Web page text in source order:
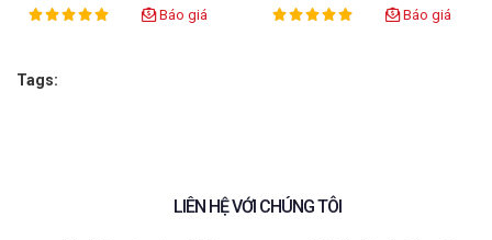
Rating:
100% Báo giá
Màu Lam
Rating:
100% Báo giá
Tags:
LIÊN HỆ VỚI CHÚNG TÔI